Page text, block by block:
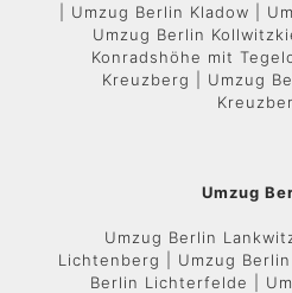
| Umzug Berlin Kladow |
Umzug Berlin
Konradshöhe mit
Kreuzberg | Umzug
Umzug
Umzug Berlin
Lichtenberg | Umzug
Berlin Lichterfelde |